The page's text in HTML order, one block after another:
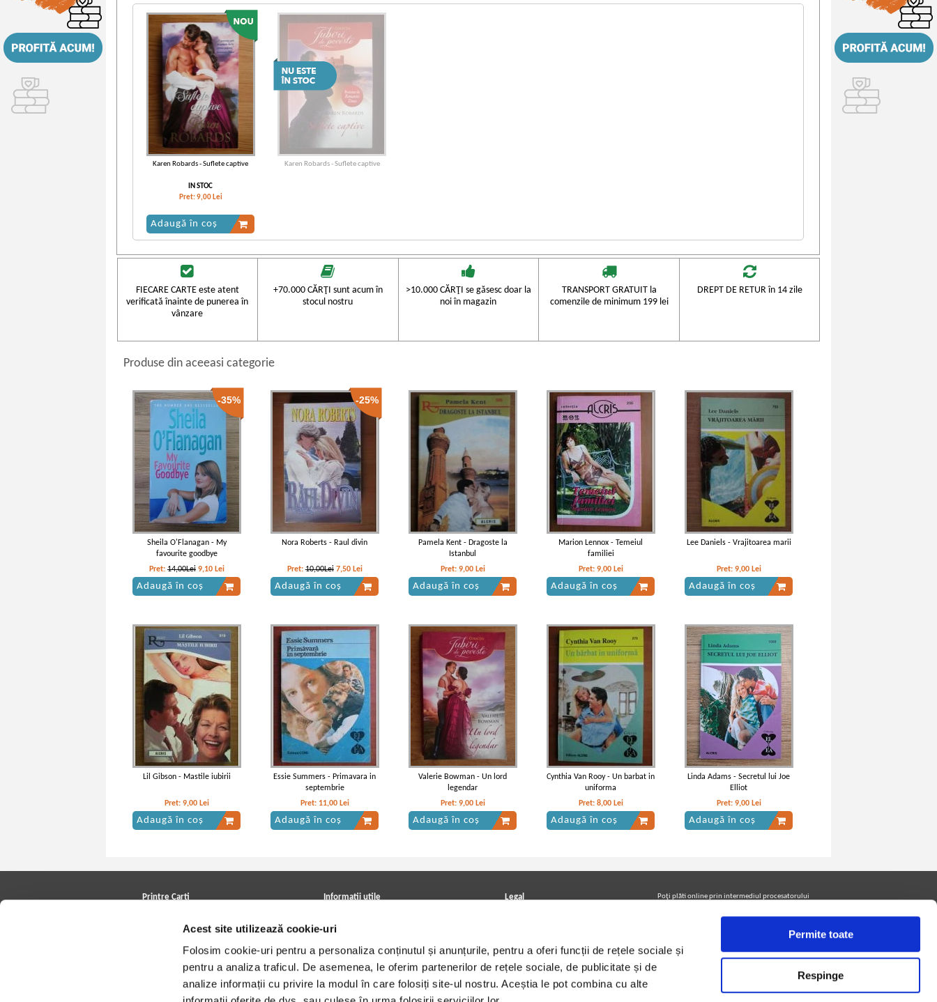
Acest site utilizează cookie-uri
Folosim cookie-uri pentru a personaliza conținutul și anunțurile, pentru a oferi funcții de rețele sociale și
pentru a analiza traficul. De asemenea, le oferim partenerilor de rețele sociale, de publicitate și de
analize informații cu privire la modul în care folosiți site-ul nostru. Aceștia le pot combina cu alte
Permite toate
Respinge
Karen Robards - Suflete captive
IN STOC
Pret:9,00 Lei
Adaugă în coș
Karen Robards - Suflete captive
FIECARE CARTE este atent
verificată înainte de punerea în
vânzare
+70.000 CĂRŢI sunt acum în
stocul nostru
>10.000 CĂRŢI se găsesc doar la
noi în magazin
TRANSPORT GRATUIT la
comenzile de minimum 199 lei
DREPT DE RETUR în 14 zile
Produse din aceeasi categorie
-35%
Sheila O'Flanagan - My
favourite goodbye
Pret: 14,00Lei 9,10 Lei
Adaugă în coș
-25%
Nora Roberts - Raul divin
Pret:10,00Lei 7,50 Lei
Adaugă în coș
Pamela Kent - Dragoste la
Istanbul
Pret: 9,00 Lei
Adaugă în coș
Marion Lennox - Temeiul
familiei
Pret: 9,00 Lei
Adaugă în coș
Lee Daniels - Vrajitoarea marii
Pret: 9,00 Lei
Adaugă în coș
Lil Gibson - Mastile iubirii
Pret: 9,00 Lei
Adaugă în coș
Essie Summers - Primavara in
septembrie
Pret: 11,00 Lei
Adaugă în coș
Valerie Bowman - Un lord
legendar
Pret: 9,00 Lei
Adaugă în coș
Cynthia Van Rooy - Un barbat in
uniforma
Pret: 8,00 Lei
Adaugă în coș
Linda Adams - Secretul lui Joe
Elliot
Pret: 9,00 Lei
Adaugă în coș
Printre Carti
Cele mai căutate cărți
Blog Printre Carti
Cărţi sub 5 lei
Informatii utile
Achizitii viniluri, casete, CD/DVD
Cum cumpar?
Politica de livrare
Retur comenzi
Angajari - Cariere
Legal
Termeni si conditii
Utilizare cookie-uri
Poţi plăti online prin intermediul procesatorului
Urmăreşte-ne pe facebook pentru a fi la curent cu